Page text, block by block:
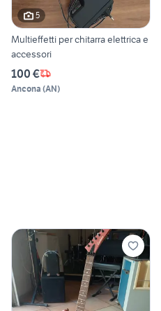
5
Multieffetti per chitarra elettrica e
accessori
100 €
Ancona (AN)